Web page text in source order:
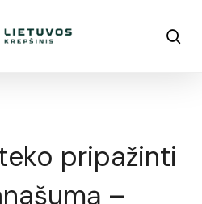
pripažinti
–